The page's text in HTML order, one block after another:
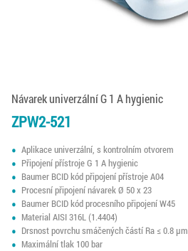
Návarek univerzální G 1 A hygienic
ZPW2-521
Aplikace univerzální, s kontrolním otvorem
Připojení přístroje G 1 A hygienic
Baumer BCID kód připojení přístroje A04
Procesní připojení návarek Ø 50 x 23
Baumer BCID kód procesního připojení W45
Material AISI 316L (1.4404)
Drsnost povrchu smáčených částí Ra ≤ 0.8 µm
Maximální tlak 100 bar